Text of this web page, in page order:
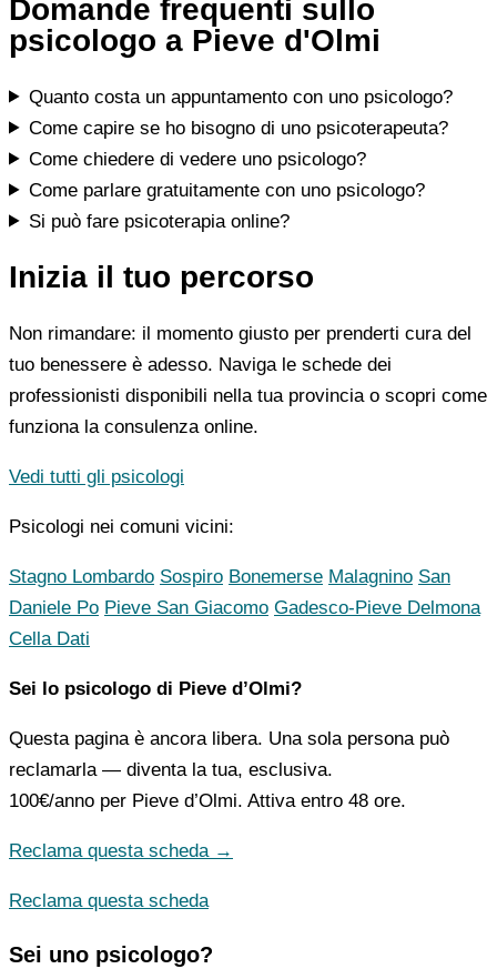
Domande frequenti sullo
psicologo a Pieve d'Olmi
Quanto costa un appuntamento con uno psicologo?
Come capire se ho bisogno di uno psicoterapeuta?
Come chiedere di vedere uno psicologo?
Come parlare gratuitamente con uno psicologo?
Si può fare psicoterapia online?
Inizia il tuo percorso
Non rimandare: il momento giusto per prenderti cura del
tuo benessere è adesso. Naviga le schede dei
professionisti disponibili nella tua provincia o scopri come
funziona la consulenza online.
Vedi tutti gli psicologi
Psicologi nei comuni vicini:
Stagno Lombardo Sospiro Bonemerse Malagnino San
Daniele Po Pieve San Giacomo Gadesco-Pieve Delmona
Cella Dati
Sei lo psicologo di Pieve d’Olmi?
Questa pagina è ancora libera. Una sola persona può
reclamarla — diventa la tua, esclusiva.
100€/anno per Pieve d’Olmi. Attiva entro 48 ore.
Reclama questa scheda →
Reclama questa scheda
Sei uno psicologo?